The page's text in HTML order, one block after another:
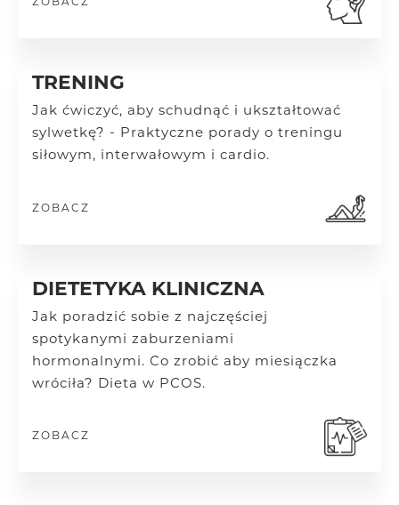
ZOBACZ
TRENING
Jak ćwiczyć, aby schudnąć i ukształtować
sylwetkę? - Praktyczne porady o treningu
siłowym, interwałowym i cardio.
ZOBACZ
DIETETYKA KLINICZNA
Jak poradzić sobie z najczęściej
spotykanymi zaburzeniami
hormonalnymi. Co zrobić aby miesiączka
wróciła? Dieta w PCOS.
ZOBACZ